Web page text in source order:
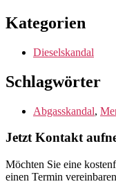
Kategorien
Dieselskandal
Schlagwörter
Abgasskandal,
Jetzt Kontakt
Möchten Sie eine
einen Termin